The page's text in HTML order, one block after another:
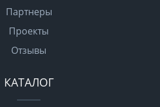
Партнеры
Проекты
Отзывы
КАТАЛОГ